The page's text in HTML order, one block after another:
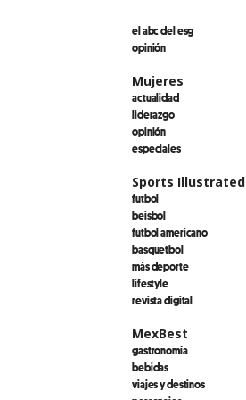
el abc del esg
opinión
Mujeres
actualidad
liderazgo
opinión
especiales
Sports Illustrated
futbol
beisbol
futbol americano
basquetbol
más deporte
lifestyle
revista digital
MexBest
gastronomía
bebidas
viajes y destinos